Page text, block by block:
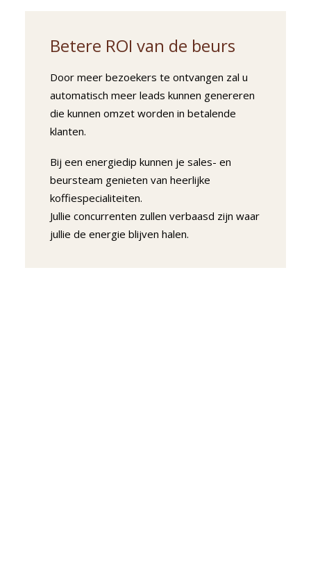
Betere ROI van de beurs
Door meer bezoekers te ontvangen zal u
automatisch meer leads kunnen genereren
die kunnen omzet worden in betalende
klanten.
Bij een energiedip kunnen je sales- en
beursteam genieten van heerlijke
koffiespecialiteiten.
Jullie concurrenten zullen verbaasd zijn waar
jullie de energie blijven halen.